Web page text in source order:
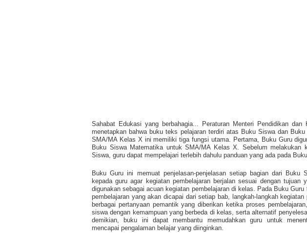
Sahabat Edukasi yang berbahagia... Peraturan Menteri Pendidikan dan
menetapkan bahwa buku teks pelajaran terdiri atas Buku Siswa dan
SMA/MA Kelas X ini memiliki tiga fungsi utama. Pertama, Buku Guru
Buku Siswa Matematika untuk SMA/MA Kelas X. Sebelum melakukan
Siswa, guru dapat mempelajari terlebih dahulu panduan yang ada pada
Buku Guru ini memuat penjelasan-penjelasan setiap bagian dari Buku
kepada guru agar kegiatan pembelajaran berjalan sesuai dengan tujuan
digunakan sebagai acuan kegiatan pembelajaran di kelas. Pada Buku
pembelajaran yang akan dicapai dari setiap bab, langkah-langkah
berbagai pertanyaan pemantik yang diberikan ketika proses
siswa dengan kemampuan yang berbeda di kelas, serta alternatif
demikian, buku ini dapat membantu memudahkan guru untuk
mencapai pengalaman belajar yang diinginkan.